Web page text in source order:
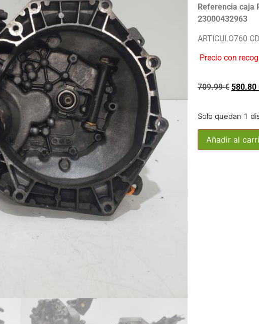
Referencia caja
23000432963
ARTICULO760
Precio con
709.99€ 580.80
Solo quedan 1
Añadir al